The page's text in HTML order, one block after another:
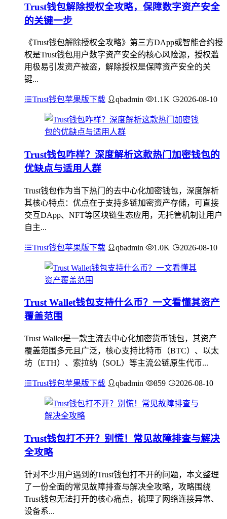
Trust钱包解除授权全攻略，保障数字资产安全
的关键一步
《Trust钱包解除授权全攻略》第三方DApp或智能合约授
权是Trust钱包用户数字资产安全的核心风险源，授权滥
用极易引发资产被盗，解除授权是保障资产安全的关
键...
Trust钱包苹果版下载 qbadmin 1.1K 2026-08-10
Trust钱包咋样？深度解析这款热门加密钱包的
优缺点与适用人群
Trust钱包作为当下热门的去中心化加密钱包，深度解析
其核心特点：优点在于支持多链加密资产存储，可直接
交互DApp、NFT等区块链生态应用，无托管机制让用户
自主...
Trust钱包苹果版下载 qbadmin 1.0K 2026-08-10
Trust Wallet钱包支持什么币？一文看懂其资产
覆盖范围
Trust Wallet是一款主流去中心化加密货币钱包，其资产
覆盖范围多元且广泛，核心支持比特币（BTC）、以太
坊（ETH）、索拉纳（SOL）等主流公链原生代币...
Trust钱包苹果版下载 qbadmin 859 2026-08-10
Trust钱包打不开？别慌！常见故障排查与解决
全攻略
针对不少用户遇到的Trust钱包打不开的问题，本文整理
了一份全面的常见故障排查与解决全攻略，攻略围绕
Trust钱包无法打开的核心痛点，梳理了网络连接异常、
设备系...